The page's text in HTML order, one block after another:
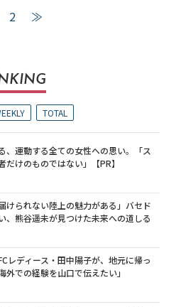
2 ≫
TOTAL
、運動する全ての女性への思い。「ス
だけのものではない」【PR】
けられない陸上の魅力がある」バセド
、熊谷遥未が見つけた未来への道しる
レディース・田中陽子が、地元に帰っ
外での経験を山口で伝えたい」